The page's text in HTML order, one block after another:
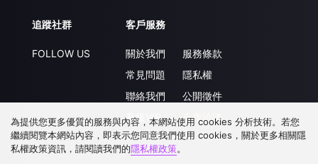
追蹤社群
FOLLOW US
客戶服務
關於我們
常見問題
聯絡我們
升級VIP
服務條款
隱私權
公開徵件
合作洽談
為提供您更多優質的服務與內容，本網站使用 cookies 分析技術。若您
繼續閱覽本網站內容，即表示您同意我們使用 cookies，關於更多相關隱
私權政策資訊，請閱讀我們的隱私權政策。